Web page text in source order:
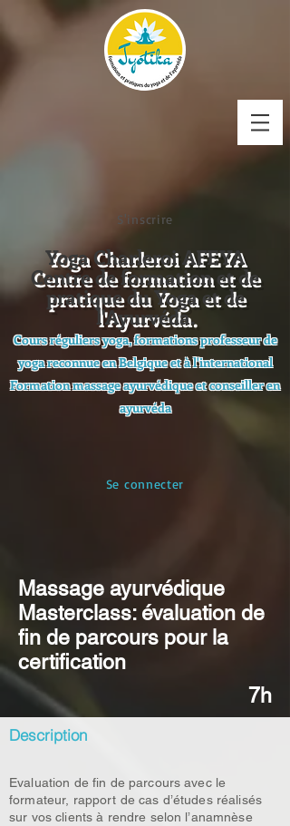
S'inscrire
Yoga Charleroi AFEYA
Centre de formation et de
pratique du Yoga et de
l'Ayurvéda.
Cours réguliers yoga, formations professeur de
yoga reconnue en Belgique et à l'international
Formation massage ayurvédique et conseiller en
ayurvéda
Se connecter
Massage ayurvédique
Masterclass: évaluation de
fin de parcours pour la
certification
7h
Description
Evaluation de fin de parcours avec le
formateur, rapport de cas d’études réalisés
sur vos clients à rendre selon l’anamnèse